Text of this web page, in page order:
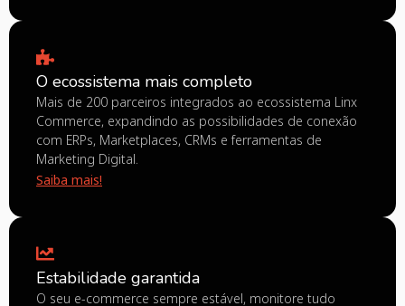
O ecossistema mais completo
Mais de 200 parceiros integrados ao ecossistema Linx
Commerce, expandindo as possibilidades de conexão
com ERPs, Marketplaces, CRMs e ferramentas de
Marketing Digital.
Saiba mais!
Estabilidade garantida
O seu e-commerce sempre estável, monitore tudo